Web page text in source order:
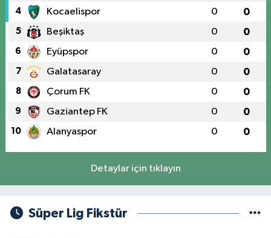
4 Kocaelispor 0 0
5 Beşiktaş 0 0
6 Eyüpspor 0 0
7 Galatasaray 0 0
8 Çorum FK 0 0
9 Gaziantep FK 0 0
10 Alanyaspor 0 0
Detaylar için tıklayın
Süper Lig Fikstür